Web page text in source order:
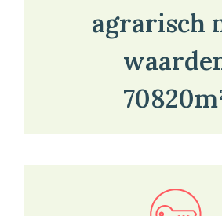
agrarisch